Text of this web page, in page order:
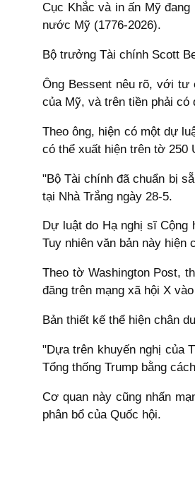
Cục Khắc và in ấn Mỹ đang
nước Mỹ (1776-2026).
Bộ trưởng Tài chính Scott
Ông Bessent nêu rõ, với tư
của Mỹ, và trên tiền phải có
Theo ông, hiện có một dự
có thể xuất hiện trên tờ 250
"Bộ Tài chính đã chuẩn bị
tại Nhà Trắng ngày 28-5.
Dự luật do Hạ nghị sĩ Cộng
Tuy nhiên văn bản này
Theo tờ Washington Post,
đăng trên mạng xã hội X
Bản thiết kế thể hiện chân
"Dựa trên khuyến nghị của
Tổng thống Trump bằng
Cơ quan này cũng nhấn
phân bổ của Quốc hội.